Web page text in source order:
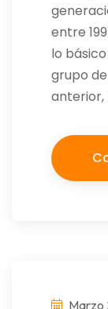
entre
lo
grupo
anterior,
Marzo